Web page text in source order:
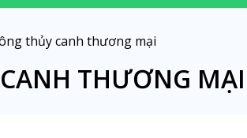
thủy canh thương mại
THƯƠNG MẠI